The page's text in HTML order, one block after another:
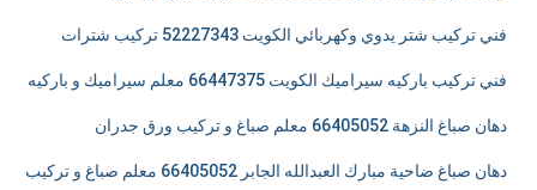
فني تركيب شتر يدوي وكهربائي الكويت 52227343 تركيب شترات
فني تركيب باركيه سيراميك الكويت 66447375 معلم سيراميك و باركيه
دهان صباغ النزهة 66405052 معلم صباغ و تركيب ورق جدران
دهان صباغ ضاحية مبارك العبدالله الجابر 66405052 معلم صباغ و تركيب